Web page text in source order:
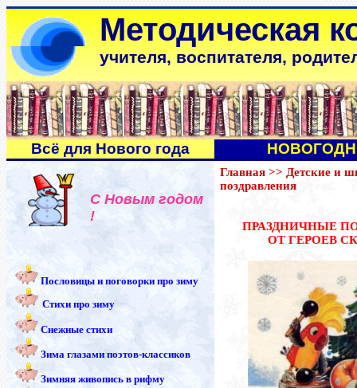
Методическая
учителя, воспитателя,
Всё для Нового года
С Новым годом
!
Пословицы и поговорки про зиму
Стихи про зиму
Снежные стихи
Зима глазами поэтов-классиков
Зимняя живопись в рифму
Главная >> Детские и
поздравления
ПРАЗДНИЧНЫЕ
ОТ ГЕРОЕВ